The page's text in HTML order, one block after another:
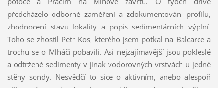
předcházelo odborné zaměření a zdokumentování profilu,
zhodnocení stavu lokality a popis sedimentárních výplní.
Toho se zhostil Petr Kos, kterého jsem potkal na Balcarce a
trochu se o Mlháči pobavili. Asi nejzajímavější jsou pokleslé
a odtržené sedimenty v jinak vodorovných vrstvách u jedné
stěny sondy. Nesvědčí to sice o aktivním, anebo alespoň